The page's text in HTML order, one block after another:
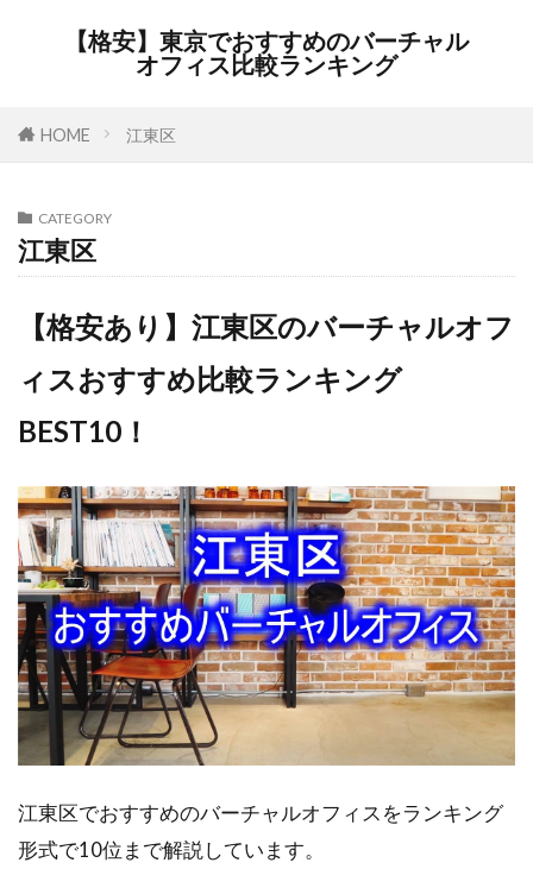
【格安】東京でおすすめのバーチャル
オフィス比較ランキング
HOME 江東区
CATEGORY
江東区
【格安あり】江東区のバーチャルオフ
ィスおすすめ比較ランキング
BEST10！
江東区でおすすめのバーチャルオフィスをランキング
形式で10位まで解説しています。